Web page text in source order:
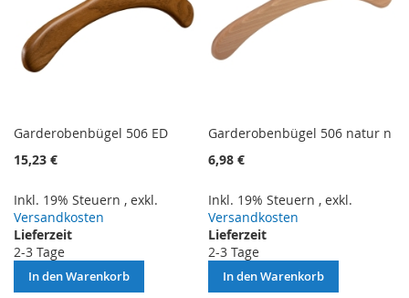
Garderobenbügel 506 ED
15,23 €
Inkl. 19% Steuern , exkl.
Versandkosten
Lieferzeit
2-3 Tage
In den Warenkorb
Garderobenbügel 506 natur n
6,98 €
Inkl. 19% Steuern ,exkl.
Versandkosten
Lieferzeit
2-3 Tage
In den Warenkorb